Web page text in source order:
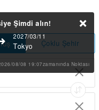
Çoklu Şehir
Şimdi alın!
2027/03/11
Tokyo
08/08 19:07zamanında Noktası